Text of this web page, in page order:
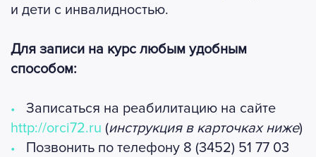
и дети с инвалидностью.
Для записи на курс любым удобным
способом:
Записаться на реабилитацию на сайте
http://orci72.ru (инструкция в карточках ниже)
Позвонить по телефону 8 (3452) 51 77 03